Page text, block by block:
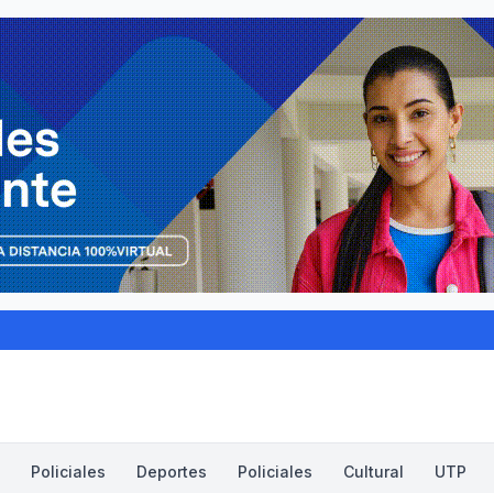
Policiales Deportes Policiales Cultural UTP